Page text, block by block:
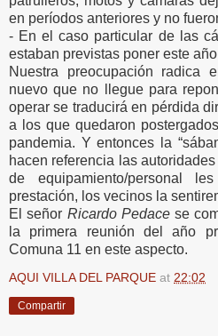
en períodos anteriores y no
- En el caso particular de las
estaban previstas poner este
Nuestra preocupación radica
nuevo que no llegue para
operar se traducirá en pérdida
a los que quedaron
pandemia. Y entonces la
hacen referencia las
de equipamiento/personal
prestación, los vecinos la
El señor Ricardo Pedacese
la primera reunión del año
Comuna 11 en este aspecto.
AQUI VILLA DEL PARQUE at 22:02
Compartir